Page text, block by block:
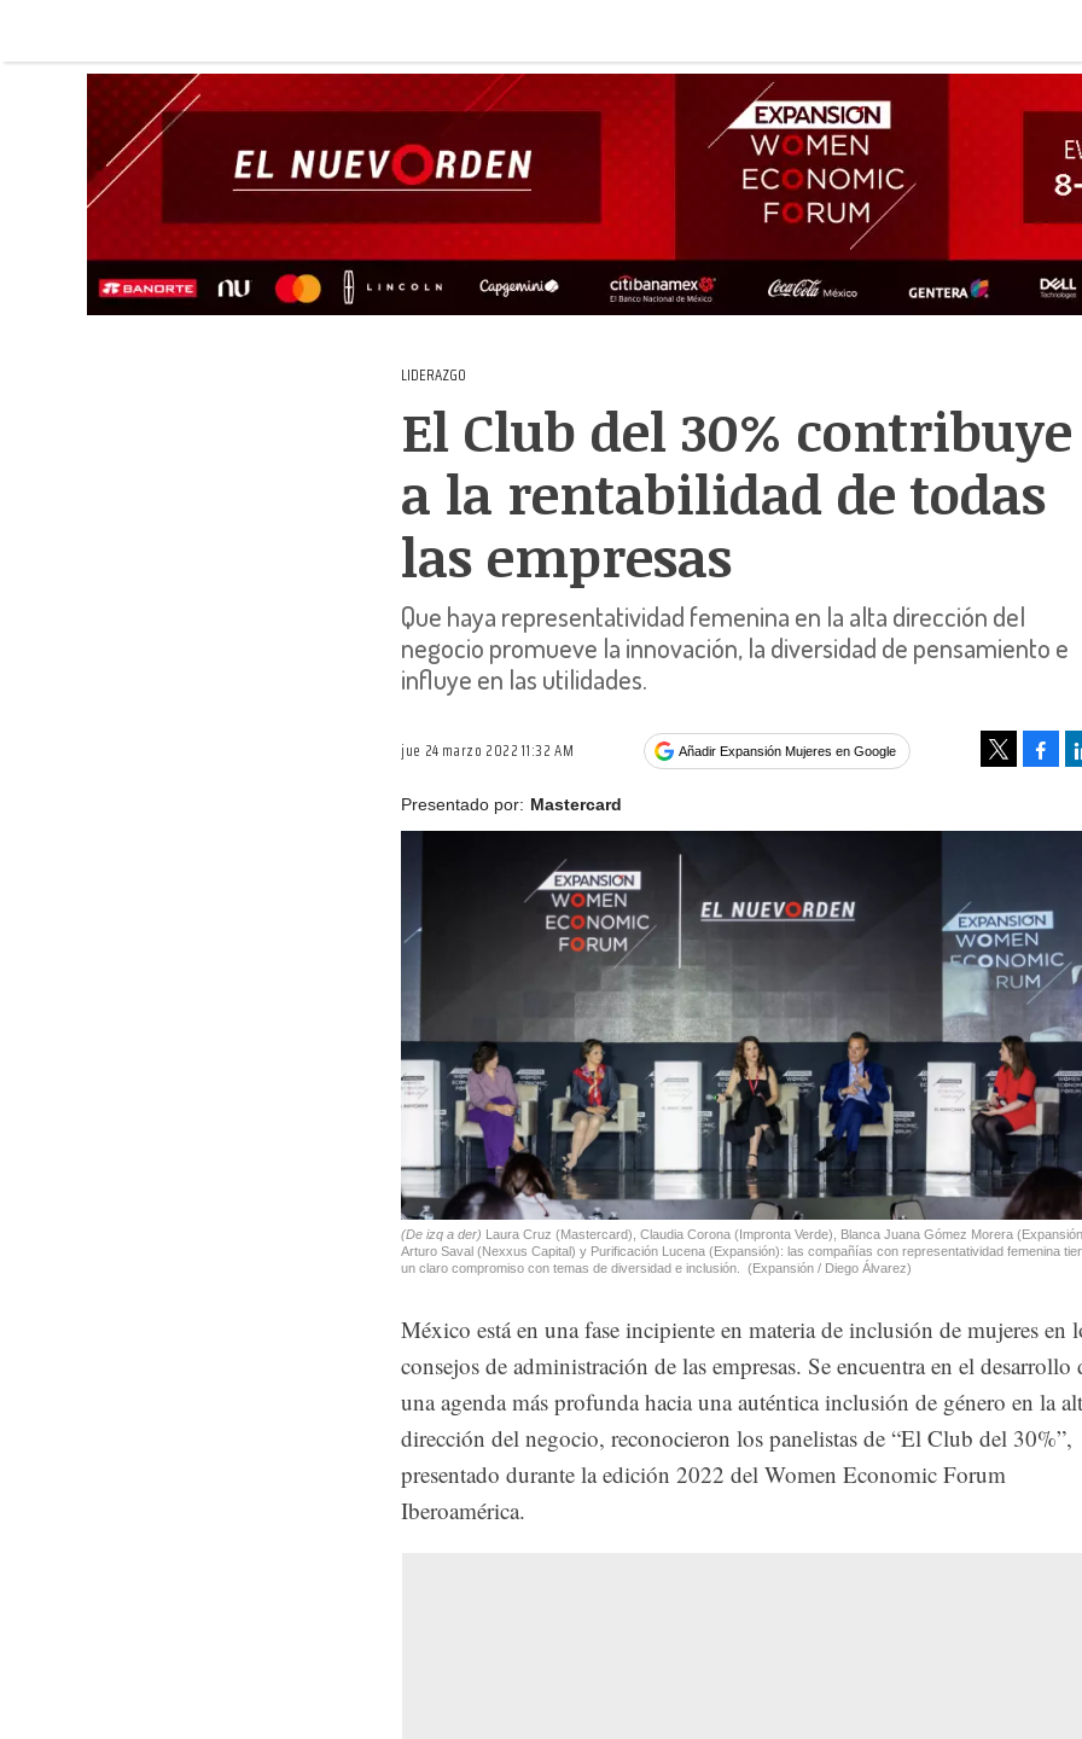
LIDERAZGO
El Club del 30% contribuye
a la rentabilidad de todas
las empresas
Que haya representatividad femenina en la alta dirección del
negocio promueve la innovación, la diversidad de pensamiento e
influye en las utilidades.
jue 24 marzo 2022 11:32 AM Añadir Expansión Mujeres en Google
Presentado por: Mastercard
(De izq a der) Laura Cruz (Mastercard), Claudia Corona (Impronta Verde), Blanca Juana Gómez Morera
Arturo Saval (Nexxus Capital) y Purificación Lucena (Expansión): las compañías con representatividad femenina
un claro compromiso con temas de diversidad e inclusión.
(Expansión / Diego Álvarez)
México está en una fase incipiente en materia de inclusión de mujeres en
consejos de administración de las empresas. Se encuentra en el desarrollo
una agenda más profunda hacia una auténtica inclusión de género en la
dirección del negocio, reconocieron los panelistas de “El Club del 30%”,
presentado durante la edición 2022 del Women Economic Forum
Iberoamérica.